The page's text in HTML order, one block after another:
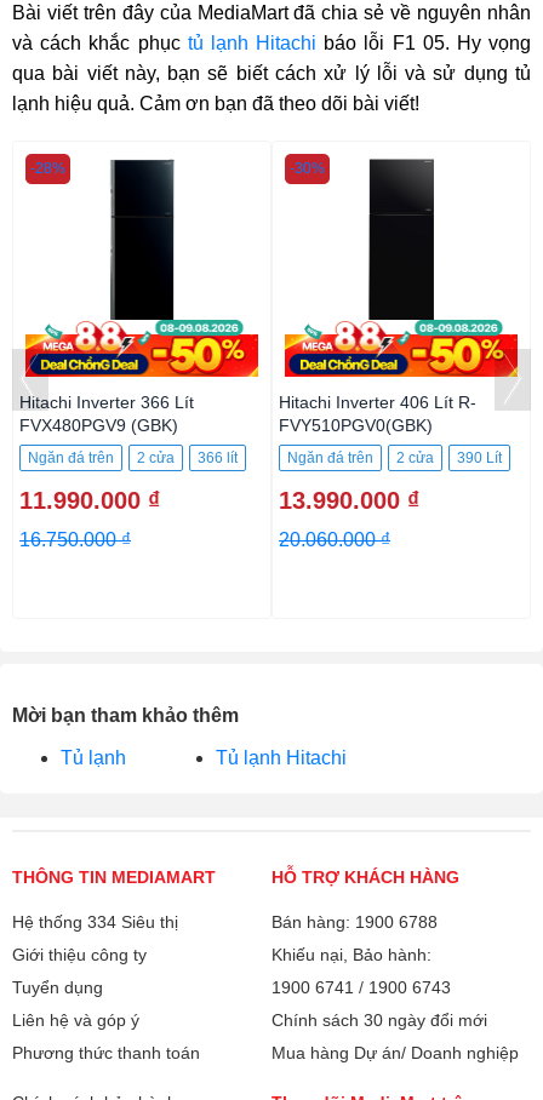
Bài viết trên đây của MediaMart đã chia sẻ về nguyên nhân
và cách khắc phục tủ lạnh Hitachi báo lỗi F1 05. Hy vọng
qua bài viết này, bạn sẽ biết cách xử lý lỗi và sử dụng tủ
lạnh hiệu quả. Cảm ơn bạn đã theo dõi bài viết!
Hitachi Inverter 366 Lít
FVX480PGV9 (GBK)
Ngăn đá trên 2 cửa 366 lít
11.990.000 ₫
16.750.000 ₫
-28%
Hitachi Inverter 406 Lít R-
FVY510PGV0(GBK)
Ngăn đá trên 2 cửa 390 Lít
13.990.000 ₫
20.060.000 ₫
-30%
Mời bạn tham khảo thêm
Tủ lạnh Tủ lạnh Hitachi
THÔNG TIN MEDIAMART
Hệ thống 334 Siêu thị
Giới thiệu công ty
Tuyển dụng
Liên hệ và góp ý
Phương thức thanh toán
HỖ TRỢ KHÁCH HÀNG
Bán hàng: 1900 6788
Khiếu nại, Bảo hành:
1900 6741 / 1900 6743
Chính sách 30 ngày đổi mới
Mua hàng Dự án/ Doanh nghiệp